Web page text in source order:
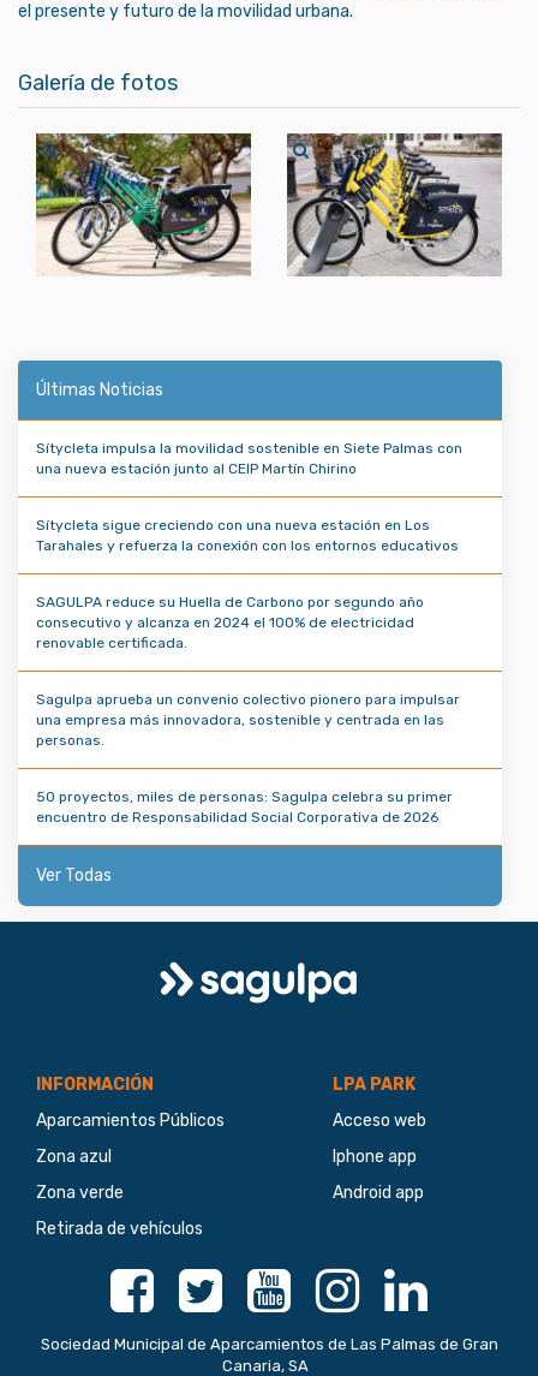
el presente y futuro de la movilidad urbana.
Galería de fotos
Últimas Noticias
Sítycleta impulsa la movilidad sostenible en Siete Palmas con
una nueva estación junto al CEIP Martín Chirino
Sítycleta sigue creciendo con una nueva estación en Los
Tarahales y refuerza la conexión con los entornos educativos
SAGULPA reduce su Huella de Carbono por segundo año
consecutivo y alcanza en 2024 el 100% de electricidad
renovable certificada.
Sagulpa aprueba un convenio colectivo pionero para impulsar
una empresa más innovadora, sostenible y centrada en las
personas.
50 proyectos, miles de personas: Sagulpa celebra su primer
encuentro de Responsabilidad Social Corporativa de 2026
Ver Todas
Logo
Sagulpa
INFORMACIÓN
Aparcamientos Públicos
Zona azul
Zona verde
Retirada de vehículos
LPA PARK
Acceso web
Iphone app
Android app
Facebook Twitter Youtube Instagram Linkedin
Sociedad Municipal de Aparcamientos de Las Palmas de Gran
Canaria, SA